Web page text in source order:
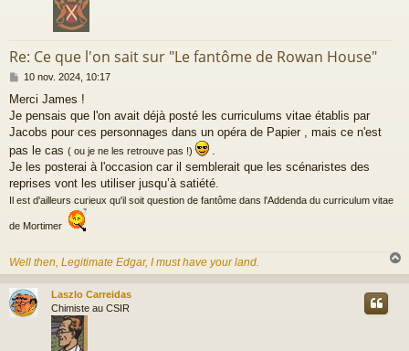
Re: Ce que l'on sait sur "Le fantôme de Rowan House"
M
s
s
a
e
10 nov. 2024, 10:17
Merci James !
Je pensais que l'on avait déjà posté les curriculums vitae établis par
Jacobs pour ces personnages dans un opéra de Papier , mais ce n'est
pas le cas ( ou je ne les retrouve pas !)
.
Je les posterai à l'occasion car il semblerait que les scénaristes des
reprises vont les utiliser jusqu’à satiété.
Il est d'ailleurs curieux qu'il soit question de fantôme dans l'Addenda du curriculum vitae
de Mortimer
Well then, Legitimate Edgar, I must have your land.
a
Laszlo Carreidas
Chimiste au CSIR